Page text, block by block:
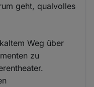
geht, qualvolles
Weg über
zu